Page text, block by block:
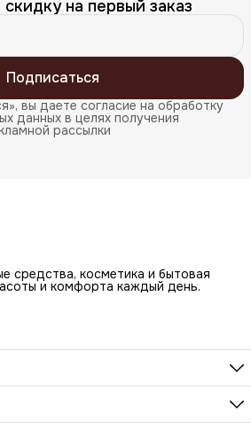
на первый заказ
Подписаться
вы даете согласие на обработку
данных в целях получения
рассылки
средства, косметика и бытовая
и комфорта каждый день.